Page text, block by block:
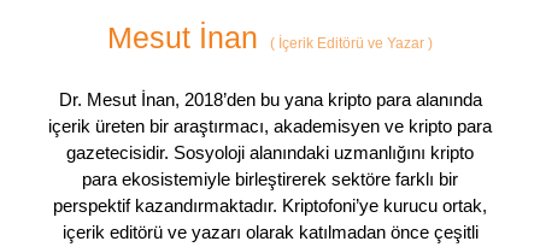
Mesut İnan ( İçerik Editörü ve Yazar )
Dr. Mesut İnan, 2018’den bu yana kripto para alanında
içerik üreten bir araştırmacı, akademisyen ve kripto para
gazetecisidir. Sosyoloji alanındaki uzmanlığını kripto
para ekosistemiyle birleştirerek sektöre farklı bir
perspektif kazandırmaktadır. Kriptofoni’ye kurucu ortak,
içerik editörü ve yazarı olarak katılmadan önce çeşitli